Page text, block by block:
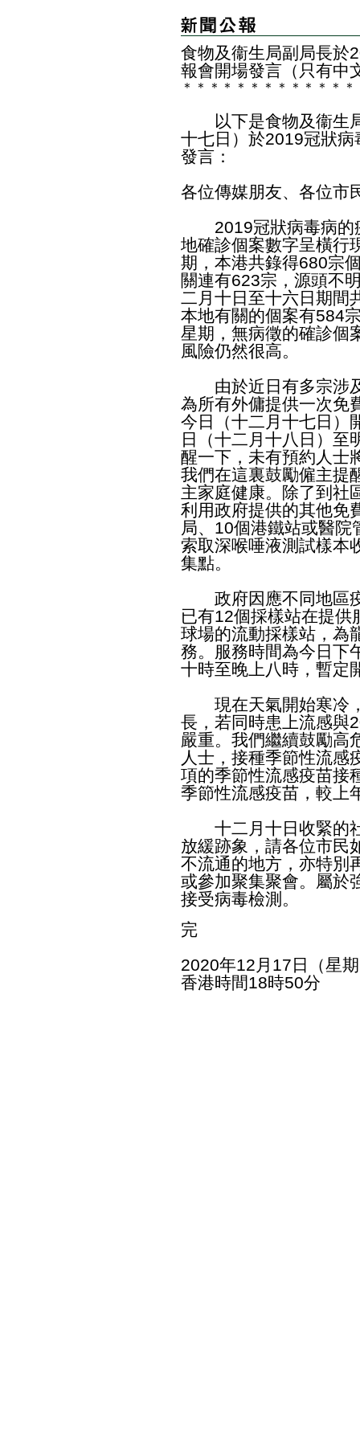
食物及衞生局副局長於
報會開場發言（只有中
＊ ＊ ＊ ＊ ＊ ＊ ＊ ＊ ＊ ＊ ＊ ＊ ＊
以下是食物及衞生局
十七日）於2019冠狀
發言：
各位傳媒朋友、各位市
2019冠狀病毒病的
地確診個案數字呈橫行
期，本港共錄得680宗
關連有623宗，源頭不
二月十日至十六日期間
本地有關的個案有584
星期，無病徵的確診個
風險仍然很高。
由於近日有多宗涉及
為所有外傭提供一次免
今日（十二月十七日）
日（十二月十八日）至
醒一下，未有預約人士
我們在這裏鼓勵僱主提
主家庭健康。除了到社
利用政府提供的其他免
局、10個港鐵站或醫
索取深喉唾液測試樣本
集點。
政府因應不同地區疫
已有12個採樣站在提供
球場的流動採樣站，為
務。服務時間為今日下
十時至晚上八時，暫定
現在天氣開始寒冷，
長，若同時患上流感與
嚴重。我們繼續鼓勵高
人士，接種季節性流感
項的季節性流感疫苗接
季節性流感疫苗，較上
十二月十日收緊的社
放緩跡象，請各位市民
不流通的地方，亦特別
或參加聚集聚會。屬於
接受病毒檢測。
完
2020年12月17日（星
香港時間18時50分